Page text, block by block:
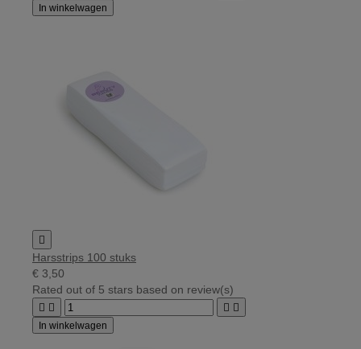
In winkelwagen

Harsstrips 100 stuks
€ 3,50
Rated out of 5 stars based on review(s)
   
In winkelwagen